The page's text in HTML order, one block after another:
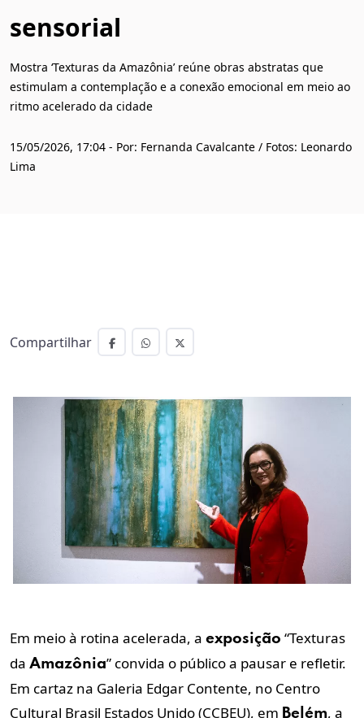
sensorial
Mostra ‘Texturas da Amazônia’ reúne obras abstratas que
estimulam a contemplação e a conexão emocional em meio ao
ritmo acelerado da cidade
15/05/2026, 17:04 - Por: Fernanda Cavalcante / Fotos: Leonardo
Lima
Compartilhar
Em meio à rotina acelerada, a exposição “Texturas
da Amazônia” convida o público a pausar e refletir.
Em cartaz na Galeria Edgar Contente, no Centro
Cultural Brasil Estados Unido (CCBEU), em Belém, a